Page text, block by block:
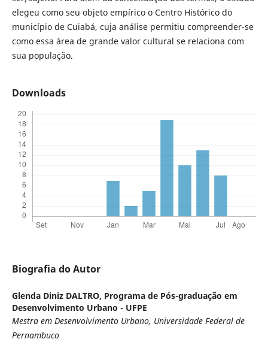
elegeu como seu objeto empírico o Centro Histórico do
município de Cuiabá, cuja análise permitiu compreender-se
como essa área de grande valor cultural se relaciona com
sua população.
Downloads
Biografia do Autor
Glenda Diniz DALTRO, Programa de Pós-graduação em
Desenvolvimento Urbano - UFPE
Mestra em Desenvolvimento Urbano, Universidade Federal de
Pernambuco